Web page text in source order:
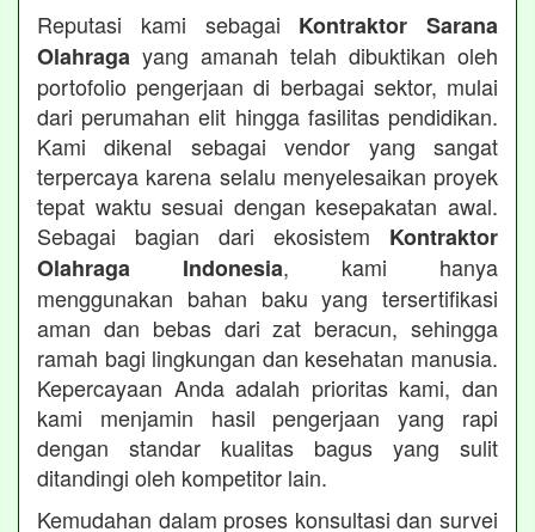
Reputasi kami sebagai Kontraktor Sarana
Olahraga yang amanah telah dibuktikan oleh
portofolio pengerjaan di berbagai sektor, mulai
dari perumahan elit hingga fasilitas pendidikan.
Kami dikenal sebagai vendor yang sangat
terpercaya karena selalu menyelesaikan proyek
tepat waktu sesuai dengan kesepakatan awal.
Sebagai bagian dari ekosistem Kontraktor
Olahraga Indonesia, kami hanya
menggunakan bahan baku yang tersertifikasi
aman dan bebas dari zat beracun, sehingga
ramah bagi lingkungan dan kesehatan manusia.
Kepercayaan Anda adalah prioritas kami, dan
kami menjamin hasil pengerjaan yang rapi
dengan standar kualitas bagus yang sulit
ditandingi oleh kompetitor lain.
Kemudahan dalam proses konsultasi dan survei